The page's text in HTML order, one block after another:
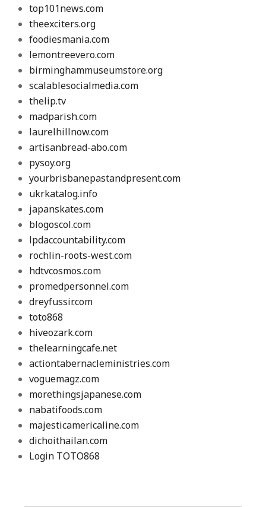
top101news.com
theexciters.org
foodiesmania.com
lemontreevero.com
birminghammuseumstore.org
scalablesocialmedia.com
thelip.tv
madparish.com
laurelhillnow.com
artisanbread-abo.com
pysoy.org
yourbrisbanepastandpresent.com
ukrkatalog.info
japanskates.com
blogoscol.com
lpdaccountability.com
rochlin-roots-west.com
hdtvcosmos.com
promedpersonnel.com
dreyfussir.com
toto868
hiveozark.com
thelearningcafe.net
actiontabernacleministries.com
voguemagz.com
morethingsjapanese.com
nabatifoods.com
majesticamericaline.com
dichoithailan.com
Login TOTO868